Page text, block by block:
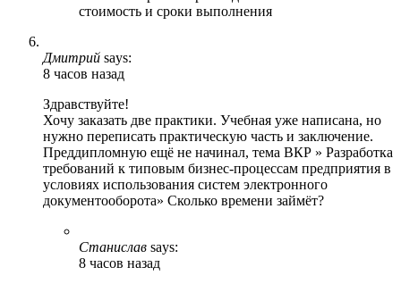
стоимость и сроки выполнения
Дмитрий says:
8 часов назад
Здравствуйте!
Хочу заказать две практики. Учебная уже написана, но
нужно переписать практическую часть и заключение.
Преддипломную ещё не начинал, тема ВКР » Разработка
требований к типовым бизнес-процессам предприятия в
условиях использования систем электронного
документооборота» Сколько времени займёт?
Станислав says:
8 часов назад